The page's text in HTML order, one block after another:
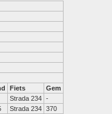
Fiets
Gem
Strada 234 -
Strada 234 370